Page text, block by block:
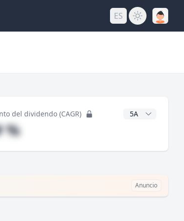
ES
del dividendo (CAGR) Años CAGR
%
Anuncio